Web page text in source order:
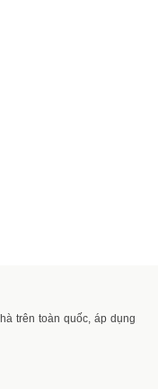
trên toàn quốc, áp dụng